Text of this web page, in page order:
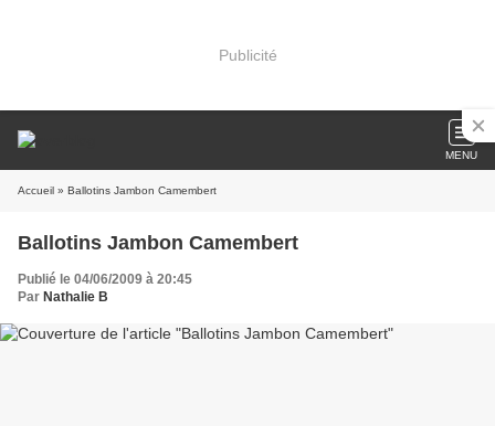
Publicité
MENU
Accueil » Ballotins Jambon Camembert
Ballotins Jambon Camembert
Publié le 04/06/2009 à 20:45
Par Nathalie B